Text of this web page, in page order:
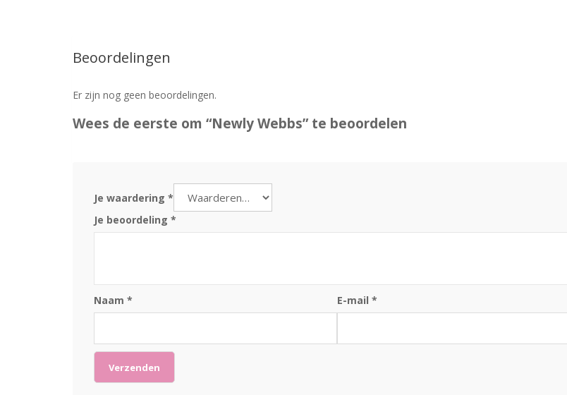
Beoordelingen
Er zijn nog geen beoordelingen.
Wees de eerste om “Newly Webbs” te beoordelen
Je waardering *
Je beoordeling *
Naam * E-mail *